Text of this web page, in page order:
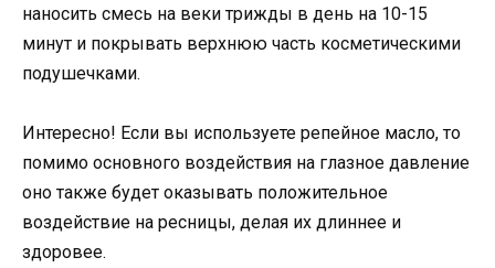
наносить смесь на веки трижды в день на 10-15
минут и покрывать верхнюю часть косметическими
подушечками.
Интересно! Если вы используете репейное масло, то
помимо основного воздействия на глазное давление
оно также будет оказывать положительное
воздействие на ресницы, делая их длиннее и
здоровее.